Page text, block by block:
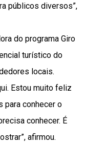
públicos diversos”,
do programa Giro
turístico do
locais.
Estou muito feliz
para conhecer o
conhecer. É
afirmou.